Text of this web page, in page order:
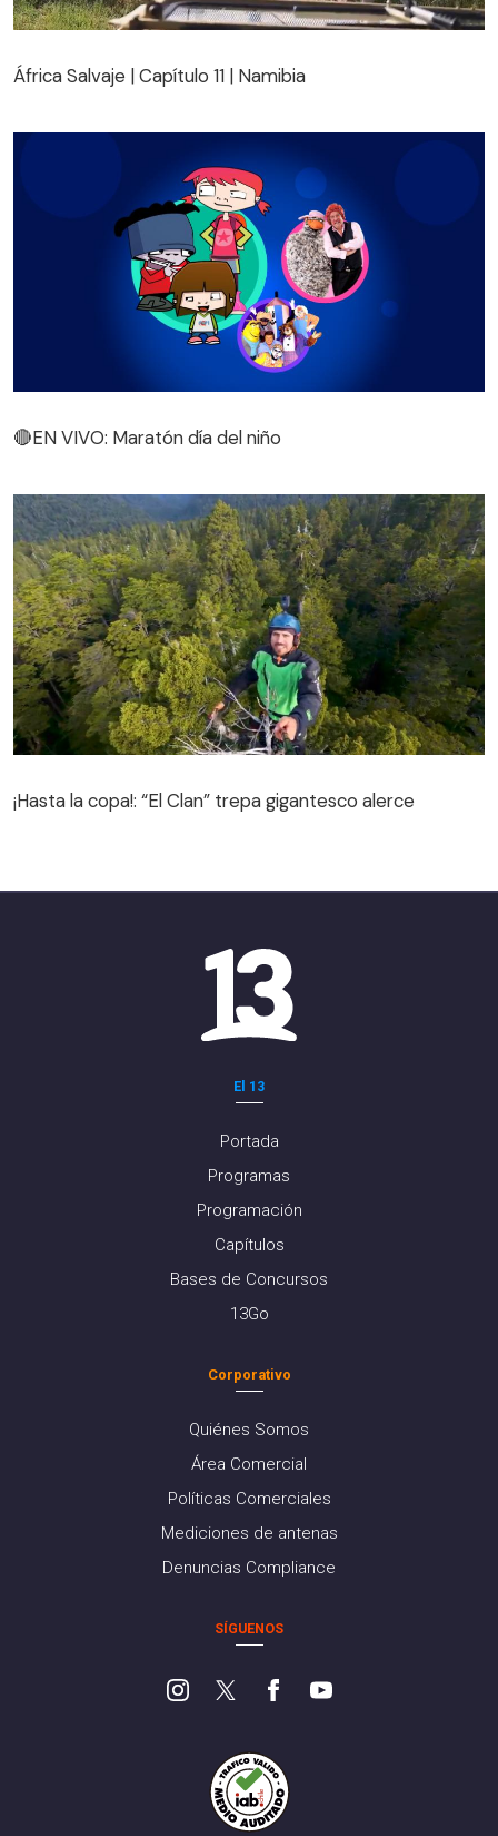
África Salvaje | Capítulo 11 | Namibia
🔴EN VIVO: Maratón día del niño
¡Hasta la copa!: “El Clan” trepa gigantesco alerce
El 13
Portada
Programas
Programación
Capítulos
Bases de Concursos
13Go
Corporativo
Quiénes Somos
Área Comercial
Políticas Comerciales
Mediciones de antenas
Denuncias Compliance
SÍGUENOS